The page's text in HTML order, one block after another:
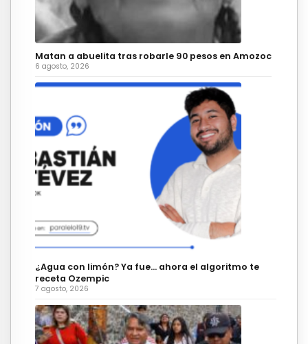
Matan a abuelita tras robarle 90 pesos en Amozoc
6 agosto, 2026
¿Agua con limón? Ya fue… ahora el algoritmo te
receta Ozempic
7 agosto, 2026